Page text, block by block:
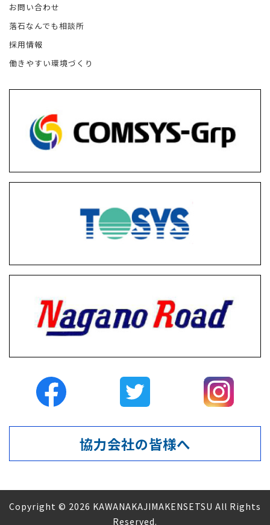
お問い合わせ
落石なんでも相談所
採用情報
働きやすい環境づくり
協力会社の皆様へ
Copyright © 2026 KAWANAKAJIMAKENSETSU All Rights
Reserved.